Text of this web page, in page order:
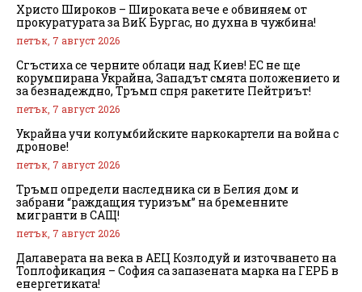
Христо Широков – Широката вече е обвиняем от
прокуратурата за ВиК Бургас, но духна в чужбина!
петък, 7 август 2026
Сгъстиха се черните облаци над Киев! ЕС не ще
корумпирана Украйна, Западът смята положението и
за безнадеждно, Тръмп спря ракетите Пейтриът!
петък, 7 август 2026
Украйна учи колумбийските наркокартели на война с
дронове!
петък, 7 август 2026
Тръмп определи наследника си в Белия дом и
забрани “раждащия туризъм” на бременните
мигранти в САЩ!
петък, 7 август 2026
Далаверата на века в АЕЦ Козлодуй и източването на
Топлофикация – София са запазената марка на ГЕРБ в
енергетиката!